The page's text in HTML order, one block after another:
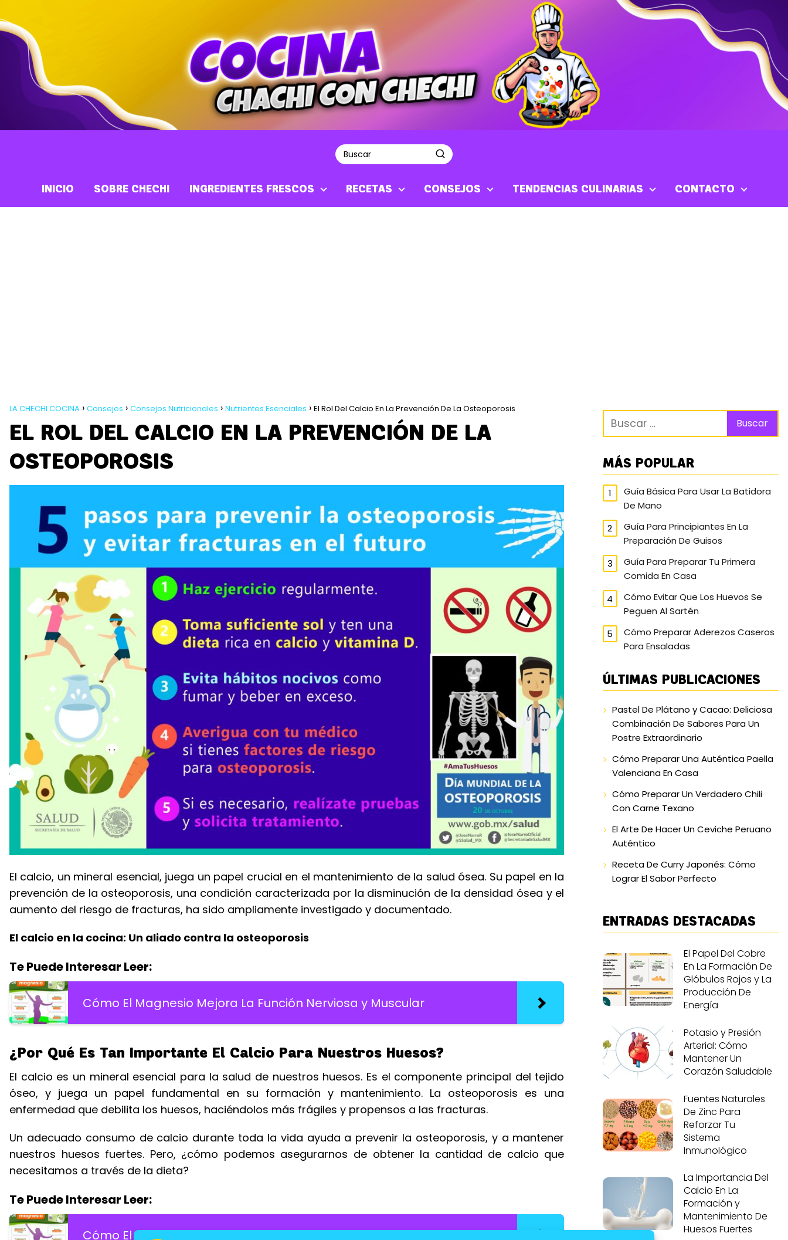
INICIO SOBRE CHECHI INGREDIENTES FRESCOS RECETAS CONSEJOS TENDENCIAS CULINARIAS CONTACTO
LA CHECHI COCINA Consejos Consejos Nutricionales Nutrientes Esenciales El Rol Del Calcio En La Prevención De La Osteoporosis
EL ROL DEL CALCIO EN LA PREVENCIÓN DE LA
OSTEOPOROSIS
El calcio, un mineral esencial, juega un papel crucial en el mantenimiento de la salud ósea. Su papel en la
prevención de la osteoporosis, una condición caracterizada por la disminución de la densidad ósea y el
aumento del riesgo de fracturas, ha sido ampliamente investigado y documentado.
El calcio en la cocina: Un aliado contra la osteoporosis
Te Puede Interesar Leer:
Cómo El Magnesio Mejora La Función Nerviosa y Muscular
¿Por Qué Es Tan Importante El Calcio Para Nuestros Huesos?
El calcio es un mineral esencial para la salud de nuestros huesos. Es el componente principal del tejido
óseo, y juega un papel fundamental en su formación y mantenimiento. La osteoporosis es una
enfermedad que debilita los huesos, haciéndolos más frágiles y propensos a las fracturas.
Un adecuado consumo de calcio durante toda la vida ayuda a prevenir la osteoporosis, y a mantener
nuestros huesos fuertes. Pero, ¿cómo podemos asegurarnos de obtener la cantidad de calcio que
necesitamos a través de la dieta?
Te Puede Interesar Leer:
Cómo El Magnesio Mejora La Función Nerviosa y Muscular
MÁS POPULAR
Guía Básica Para Usar La Batidora
De Mano
Guía Para Principiantes En La
Preparación De Guisos
Guía Para Preparar Tu Primera
Comida En Casa
Cómo Evitar Que Los Huevos Se
Peguen Al Sartén
Cómo Preparar Aderezos Caseros
Para Ensaladas
ÚLTIMAS PUBLICACIONES
Pastel De Plátano y Cacao: Deliciosa
Combinación De Sabores Para Un
Postre Extraordinario
Cómo Preparar Una Auténtica Paella
Valenciana En Casa
Cómo Preparar Un Verdadero Chili
Con Carne Texano
El Arte De Hacer Un Ceviche Peruano
Auténtico
Receta De Curry Japonés: Cómo
Lograr El Sabor Perfecto
ENTRADAS DESTACADAS
El Papel Del Cobre
En La Formación De
Glóbulos Rojos y La
Producción De
Energía
Potasio y Presión
Arterial: Cómo
Mantener Un
Corazón Saludable
Fuentes Naturales
De Zinc Para
Reforzar Tu
Sistema
Inmunológico
La Importancia Del
Calcio En La
Formación y
Mantenimiento De
Huesos Fuertes